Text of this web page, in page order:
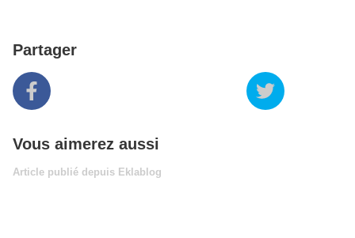
Partager
Vous aimerez aussi
Article publié depuis Eklablog